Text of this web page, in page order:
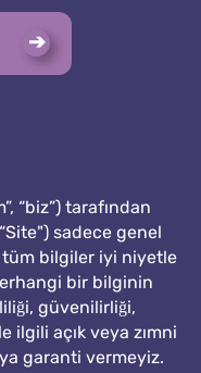
“biz”) tarafından
sadece genel
tüm bilgiler iyi niyetle
bir bilginin
güvenilirliği,
ilgili açık veya zımni
garanti vermeyiz.